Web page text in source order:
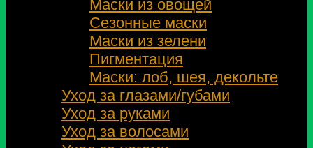
Маски из овощей
Сезонные маски
Маски из зелени
Пигментация
Маски: лоб, шея, декольте
Уход за глазами/губами
Уход за руками
Уход за волосами